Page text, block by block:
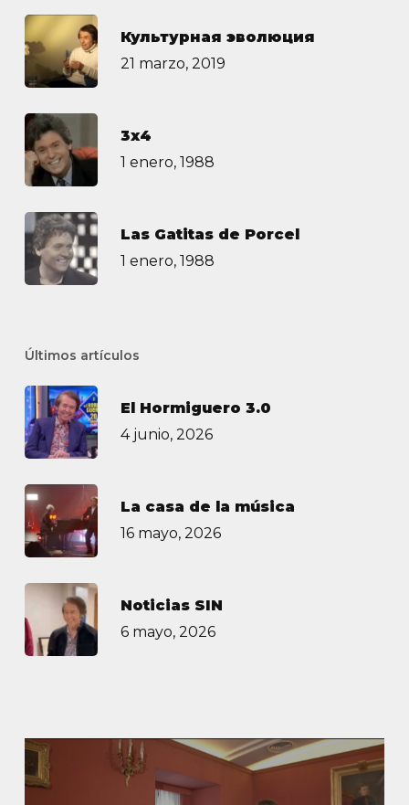
Культурная эволюция
21 marzo, 2019
3х4
1 enero, 1988
Las Gatitas de Porcel
1 enero, 1988
Últimos artículos
El Hormiguero 3.0
4 junio, 2026
La casa de la música
16 mayo, 2026
Noticias SIN
6 mayo, 2026